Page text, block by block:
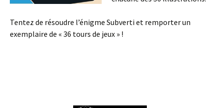
Tentez de résoudre l’énigme Subverti et remporter un
exemplaire de « 36 tours de jeux » !